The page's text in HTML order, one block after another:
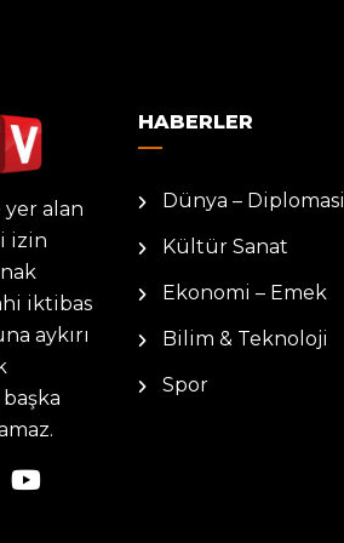
alan
izin
iktibas
aykırı
HABERLER
Dünya – Diplomasi
Kültür Sanat
Ekonomi – Emek
Bilim & Teknoloji
Spor